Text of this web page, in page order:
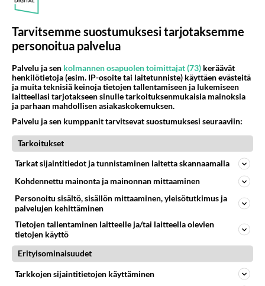
Muistatko? Dempsey ja
Makepeace - Sähköä ilmassa,
kun letkeä jenkki tapasi
yläluokkaisen britin
PARAS LEFFA IKINÄ
Tarvitsemme suostumuksesi tarjotaksemme
personoitua palvelua
Palvelu ja sen kolmannen osapuolen toimittajat (73) keräävät
henkilötietoja (esim. IP-osoite tai laitetunniste) käyttäen evästeitä
ja muita teknisiä keinoja tietojen tallentamiseen ja lukemiseen
laitteellasi tarjotakseen sinulle tarkoituksenmukaisia mainoksia
ja parhaan mahdollisen asiakaskokemuksen.
Palvelu ja sen kumppanit tarvitsevat suostumuksesi seuraaviin:
Tarkoitukset
Tarkat sijaintitiedot ja tunnistaminen laitetta skannaamalla
Kohdennettu mainonta ja mainonnan mittaaminen
Personoitu sisältö, sisällön mittaaminen, yleisötutkimus ja
palvelujen kehittäminen
Tietojen tallentaminen laitteelle ja/tai laitteella olevien
tietojen käyttö
Erityisominaisuudet
Tarkkojen sijaintitietojen käyttäminen